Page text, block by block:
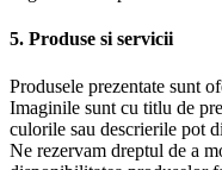
5. Produse si servicii
Produsele prezentate sunt
Imaginile sunt cu titlu de
culorile sau descrierile pot
Ne rezervam dreptul de a